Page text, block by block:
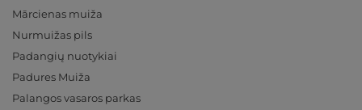
Mārcienas muiža
Nurmuižas pils
Padangių nuotykiai
Padures Muiža
Palangos vasaros parkas